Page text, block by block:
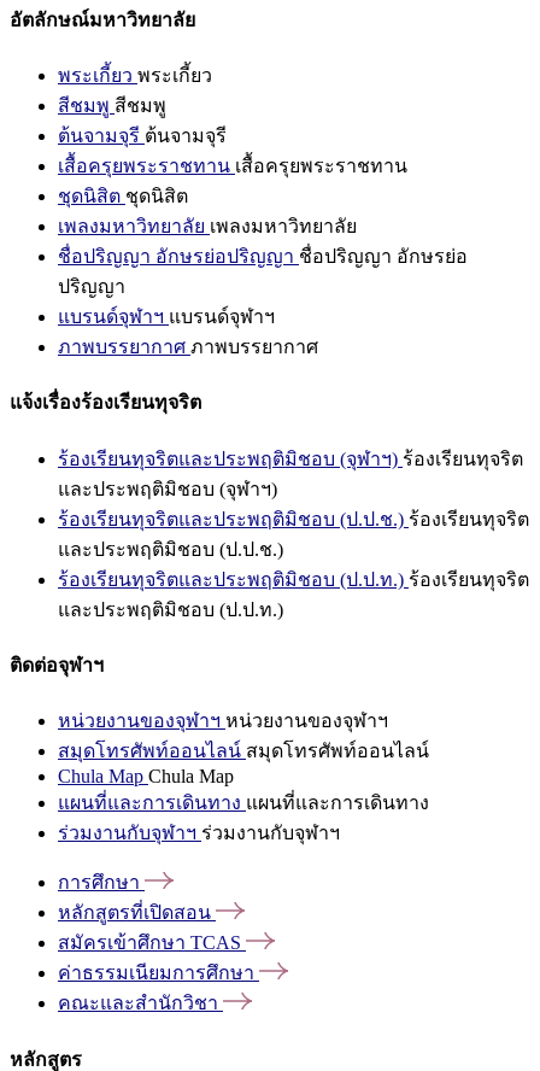
อัตลักษณ์มหาวิทยาลัย
พระเกี้ยว พระเกี้ยว
สีชมพู สีชมพู
ต้นจามจุรี ต้นจามจุรี
เสื้อครุยพระราชทาน เสื้อครุยพระราชทาน
ชุดนิสิต ชุดนิสิต
เพลงมหาวิทยาลัย เพลงมหาวิทยาลัย
ชื่อปริญญา อักษรย่อปริญญา ชื่อปริญญา อักษรย่อ
ปริญญา
แบรนด์จุฬาฯ แบรนด์จุฬาฯ
ภาพบรรยากาศ ภาพบรรยากาศ
แจ้งเรื่องร้องเรียนทุจริต
ร้องเรียนทุจริตและประพฤติมิชอบ (จุฬาฯ) ร้องเรียนทุจริต
และประพฤติมิชอบ (จุฬาฯ)
ร้องเรียนทุจริตและประพฤติมิชอบ (ป.ป.ช.) ร้องเรียนทุจริต
และประพฤติมิชอบ (ป.ป.ช.)
ร้องเรียนทุจริตและประพฤติมิชอบ (ป.ป.ท.) ร้องเรียนทุจริต
และประพฤติมิชอบ (ป.ป.ท.)
ติดต่อจุฬาฯ
หน่วยงานของจุฬาฯ หน่วยงานของจุฬาฯ
สมุดโทรศัพท์ออนไลน์ สมุดโทรศัพท์ออนไลน์
Chula Map Chula Map
แผนที่และการเดินทาง แผนที่และการเดินทาง
ร่วมงานกับจุฬาฯ ร่วมงานกับจุฬาฯ
การศึกษา
หลักสูตรที่เปิดสอน
สมัครเข้าศึกษา TCAS
ค่าธรรมเนียมการศึกษา
คณะและสำนักวิชา
หลักสูตร